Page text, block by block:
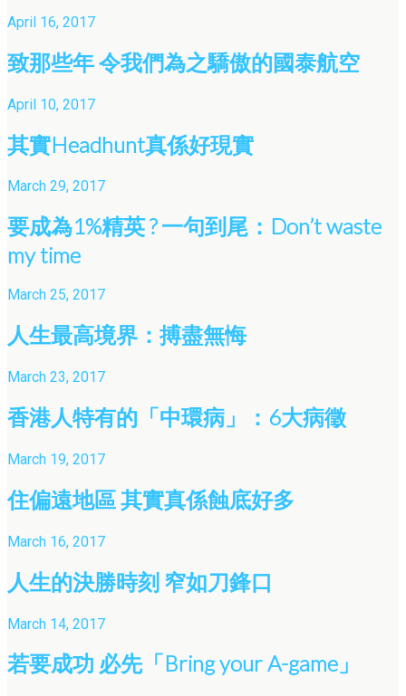
April 16, 2017
致那些年 令我們為之驕傲的國泰航空
April 10, 2017
其實Headhunt真係好現實
March 29, 2017
要成為1%精英 ? 一句到尾：Don’t waste
my time
March 25, 2017
人生最高境界：搏盡無悔
March 23, 2017
香港人特有的「中環病」：6大病徵
March 19, 2017
住偏遠地區 其實真係蝕底好多
March 16, 2017
人生的決勝時刻 窄如刀鋒口
March 14, 2017
若要成功 必先「Bring your A-game」